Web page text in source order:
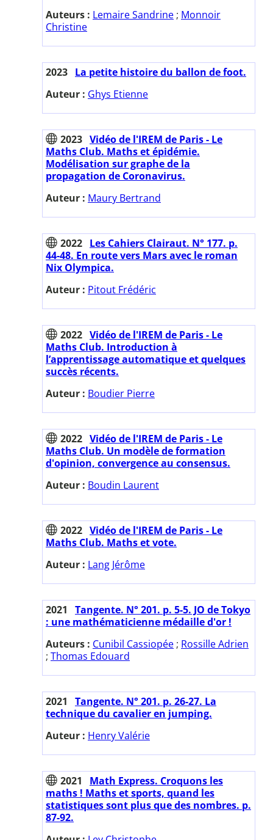
Auteurs : Lemaire Sandrine ; Monnoir
Christine
2023 La petite histoire du ballon de foot.
Auteur : Ghys Etienne
2023 Vidéo de l'IREM de Paris - Le
Maths Club. Maths et épidémie.
Modélisation sur graphe de la
propagation de Coronavirus.
Auteur : Maury Bertrand
2022 Les Cahiers Clairaut. N° 177. p.
44-48. En route vers Mars avec le roman
Nix Olympica.
Auteur : Pitout Frédéric
2022 Vidéo de l'IREM de Paris - Le
Maths Club. Introduction à
l’apprentissage automatique et quelques
succès récents.
Auteur : Boudier Pierre
2022 Vidéo de l'IREM de Paris - Le
Maths Club. Un modèle de formation
d'opinion, convergence au consensus.
Auteur : Boudin Laurent
2022 Vidéo de l'IREM de Paris - Le
Maths Club. Maths et vote.
Auteur : Lang Jérôme
2021
Tangente. N° 201. p. 5-5. JO de Tokyo
: une mathématicienne médaille d'or !
Auteurs : Cunibil Cassiopée ; Rossille Adrien
; Thomas Edouard
2021
Tangente. N° 201. p. 26-27. La
technique du cavalier en jumping.
Auteur : Henry Valérie
2021
Math Express. Croquons les
maths ! Maths et sports, quand les
statistiques sont plus que des nombres. p.
87-92.